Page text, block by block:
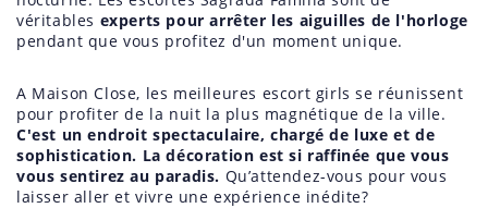
véritables experts pour arrêter les aiguilles de l'horloge
pendant que vous profitez d'un moment unique.
A Maison Close, les meilleures escort girls se réunissent
pour profiter de la nuit la plus magnétique de la ville.
C'est un endroit spectaculaire, chargé de luxe et de
sophistication. La décoration est si raffinée que vous
vous sentirez au paradis. Qu’attendez-vous pour vous
laisser aller et vivre une expérience inédite?